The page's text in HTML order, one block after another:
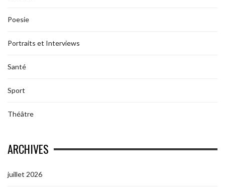
Poesie
Portraits et Interviews
Santé
Sport
Théâtre
ARCHIVES
juillet 2026